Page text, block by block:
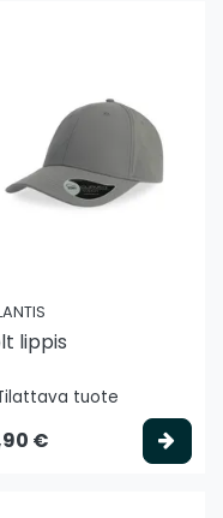
lippis
tuote
€